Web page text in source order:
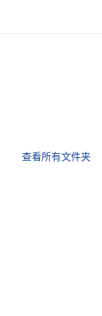
查看所有文件夹